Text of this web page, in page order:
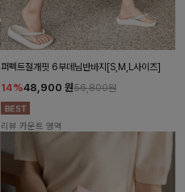
퍼펙트절개핏 6부데님반바지[S,M,L사이즈]
14%48,900 원56,800원
리뷰 카운트 영역